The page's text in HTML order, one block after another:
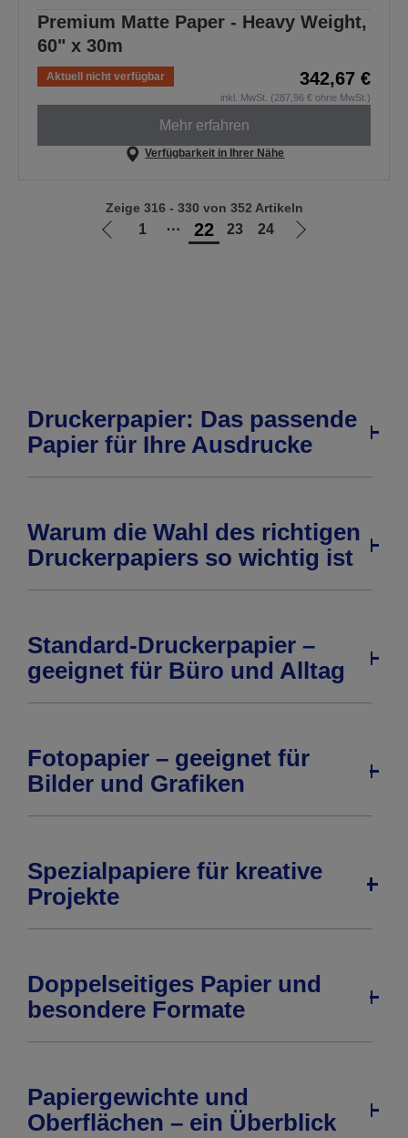
Premium Matte Paper - Heavy Weight,
60" x 30m
Aktuell nicht verfügbar 342,67 €
inkl. MwSt. (287,96 € ohne MwSt.)
Mehr erfahren
Verfügbarkeit in Ihrer Nähe
Zur
1 ⋯ 22 23 24
Zur
Zeige 316 - 330 von 352 Artikeln
Druckerpapier: Das passende
Papier für Ihre Ausdrucke
Warum die Wahl des richtigen
Druckerpapiers so wichtig ist
Standard-Druckerpapier –
geeignet für Büro und Alltag
Fotopapier – geeignet für
Bilder und Grafiken
Spezialpapiere für kreative
Projekte
Doppelseitiges Papier und
besondere Formate
Papiergewichte und
Oberflächen – ein Überblick